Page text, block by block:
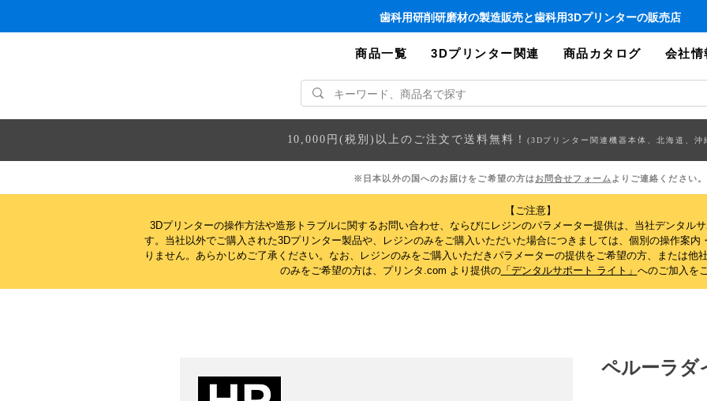
商品一覧 3Dプリンター関連 商品カタログ 会社情
歯科用研削研磨材の製造販売と歯科用3Dプリンターの販売店
10,000円(税別)以上のご注文で送料無料！ (3Dプリンター関連機器本体、北海道、沖
※日本以外の国へのお届けをご希望の方はお問合せフォームよりご連絡ください。
【ご注意】
3Dプリンターの操作方法や造形トラブルに関するお問い合わせ、ならびにレジンのパラメーター提供は、当社デンタル
す。当社以外でご購入された3Dプリンター製品や、レジンのみをご購入いただいた場合につきましては、個別の操作案
りません。 あらかじめご了承ください。なお、レジンのみをご購入いただきパラメーターの提供をご希望の方、または他
のみをご希望の方は、プリンタ.com より提供の「デンタルサポート ライト」 へのご加入を
ペルーラダ